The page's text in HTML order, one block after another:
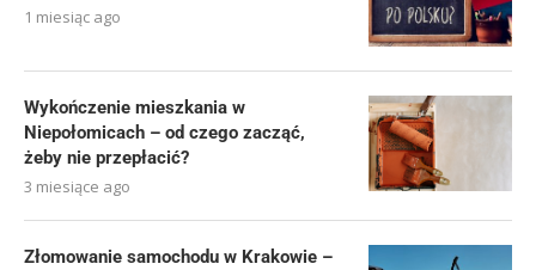
1 miesiąc ago
Wykończenie mieszkania w
Niepołomicach – od czego zacząć,
żeby nie przepłacić?
3 miesiące ago
Złomowanie samochodu w Krakowie –